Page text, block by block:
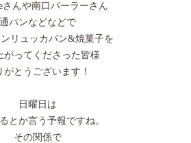
さんや南口パーラーさん
通パンなどなどで
リュッカパン&焼菓子を
がってくださった皆様
がとうございます！
日曜日は
とか言う予報ですね。
その関係で